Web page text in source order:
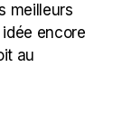
meilleurs
idée encore
au